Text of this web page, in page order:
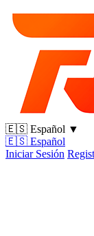
🇪🇸 Español ▼
🇪🇸 Español
Iniciar Sesión